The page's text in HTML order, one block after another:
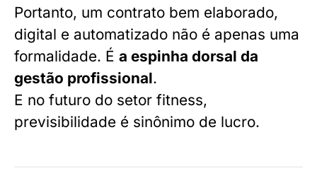
Portanto, um contrato bem elaborado,
digital e automatizado não é apenas uma
formalidade. É a espinha dorsal da
gestão profissional.
E no futuro do setor fitness,
previsibilidade é sinônimo de lucro.